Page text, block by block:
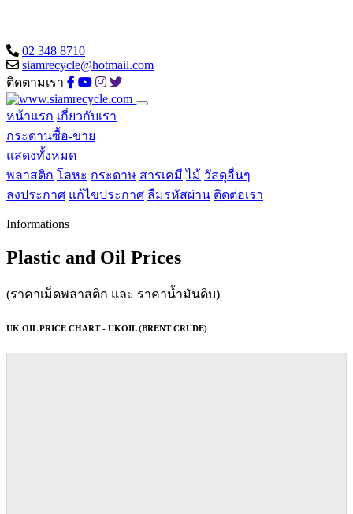
02 348 8710
siamrecycle@hotmail.com
ติดตามเรา
หน้าแรก เกี่ยวกับเรา
กระดานซื้อ-ขาย
แสดงทั้งหมด
พลาสติก โลหะ กระดาษ สารเคมี ไม้ วัสดุอื่นๆ
ลงประกาศ แก้ไขประกาศ ลืมรหัสผ่าน ติดต่อเรา
Informations
Plastic and Oil Prices
(ราคาเม็ดพลาสติก และ ราคาน้ำมันดิบ)
UK OIL PRICE CHART - UKOIL (BRENT CRUDE)